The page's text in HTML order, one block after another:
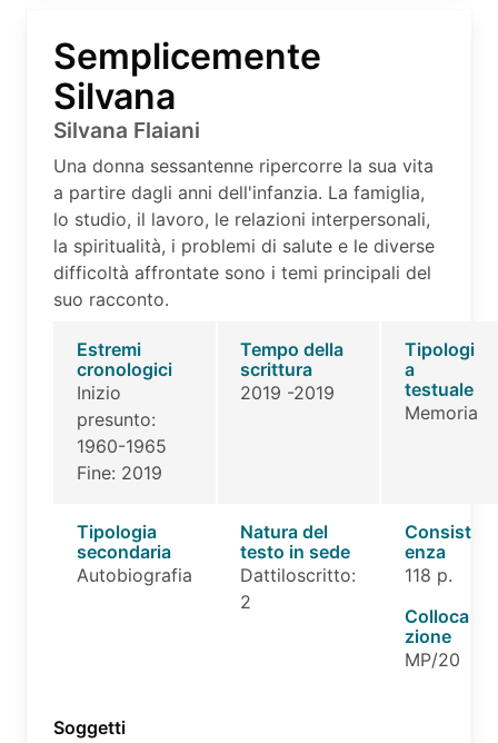
Semplicemente
Silvana
Silvana Flaiani
Una donna sessantenne ripercorre la sua vita
a partire dagli anni dell'infanzia. La famiglia,
lo studio, il lavoro, le relazioni interpersonali,
la spiritualità, i problemi di salute e le diverse
difficoltà affrontate sono i temi principali del
suo racconto.
Estremi
cronologici
Inizio
presunto:
1960-1965
Fine: 2019
Tempo della
scrittura
2019 -2019
Tipologi
a
testuale
Memoria
Tipologia
secondaria
Autobiografia
Natura del
testo in sede
Dattiloscritto:
2
Consist
enza
118 p.
Colloca
zione
MP/20
Soggetti